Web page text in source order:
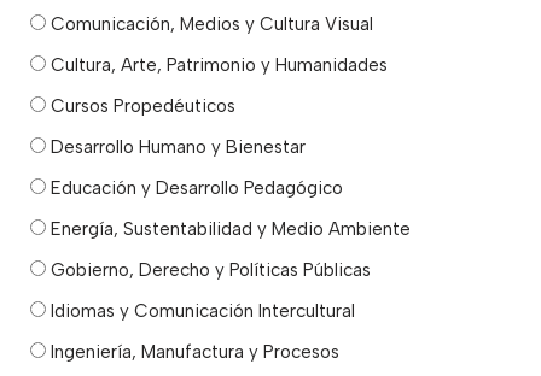
Comunicación, Medios y Cultura Visual
Cultura, Arte, Patrimonio y Humanidades
Cursos Propedéuticos
Desarrollo Humano y Bienestar
Educación y Desarrollo Pedagógico
Energía, Sustentabilidad y Medio Ambiente
Gobierno, Derecho y Políticas Públicas
Idiomas y Comunicación Intercultural
Ingeniería, Manufactura y Procesos